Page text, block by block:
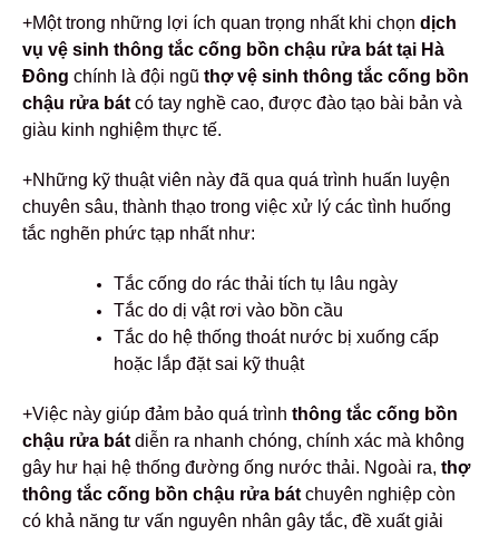
+Một trong những lợi ích quan trọng nhất khi chọn dịch
vụ vệ sinh thông tắc cống bồn chậu rửa bát tại Hà
Đông chính là đội ngũ thợ vệ sinh thông tắc cống bồn
chậu rửa bát có tay nghề cao, được đào tạo bài bản và
giàu kinh nghiệm thực tế.
+Những kỹ thuật viên này đã qua quá trình huấn luyện
chuyên sâu, thành thạo trong việc xử lý các tình huống
tắc nghẽn phức tạp nhất như:
Tắc cống do rác thải tích tụ lâu ngày
Tắc do dị vật rơi vào bồn cầu
Tắc do hệ thống thoát nước bị xuống cấp
hoặc lắp đặt sai kỹ thuật
+Việc này giúp đảm bảo quá trình thông tắc cống bồn
chậu rửa bát diễn ra nhanh chóng, chính xác mà không
gây hư hại hệ thống đường ống nước thải. Ngoài ra, thợ
thông tắc cống bồn chậu rửa bát chuyên nghiệp còn
có khả năng tư vấn nguyên nhân gây tắc, đề xuất giải